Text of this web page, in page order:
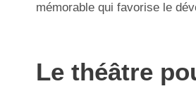
mémorable qui favorise le
Le théâtre